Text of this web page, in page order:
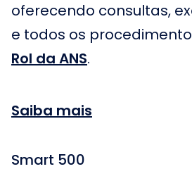
oferecendo consultas,
e todos os
Rol da ANS.
Saiba mais
Smart 500